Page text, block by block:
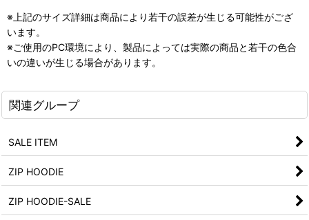
※上記のサイズ詳細は商品により若干の誤差が生じる可能性がござ
います。
※ご使用のPC環境により、製品によっては実際の商品と若干の色合
いの違いが生じる場合があります。
関連グループ
SALE ITEM
ZIP HOODIE
ZIP HOODIE-SALE